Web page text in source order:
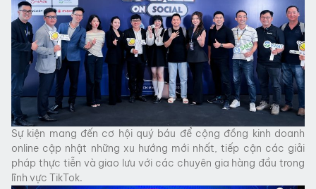
Sự kiện mang đến cơ hội quý báu để cộng đồng kinh doanh
online cập nhật những xu hướng mới nhất, tiếp cận các giải
pháp thực tiễn và giao lưu với các chuyên gia hàng đầu trong
lĩnh vực TikTok.